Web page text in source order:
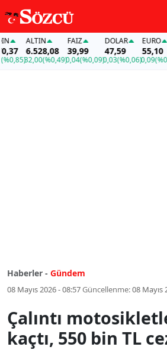
ALTIN
6.528,08
32,00(%0,49)
FAİZ
39,99
0,04(%0,09)
DOLAR
47,59
0,03(%0,06)
EURO
55,10
0,09
Haberler - Gündem
08 Mayıs 2026 - 08:57Güncellenme:08 Mayıs
Çalıntı
kaçtı, 550 bin TL